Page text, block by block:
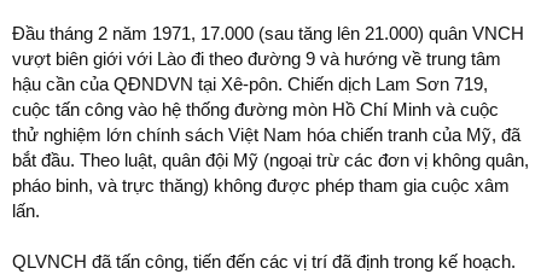
Đầu tháng 2 năm 1971, 17.000 (sau tăng lên 21.000) quân VNCH
vượt biên giới với Lào đi theo đường 9 và hướng về trung tâm
hậu cần của QĐNDVN tại Xê-pôn. Chiến dịch Lam Sơn 719,
cuộc tấn công vào hệ thống đường mòn Hồ Chí Minh và cuộc
thử nghiệm lớn chính sách Việt Nam hóa chiến tranh của Mỹ, đã
bắt đầu. Theo luật, quân đội Mỹ (ngoại trừ các đơn vị không quân,
pháo binh, và trực thăng) không được phép tham gia cuộc xâm
lấn.
QLVNCH đã tấn công, tiến đến các vị trí đã định trong kế hoạch.